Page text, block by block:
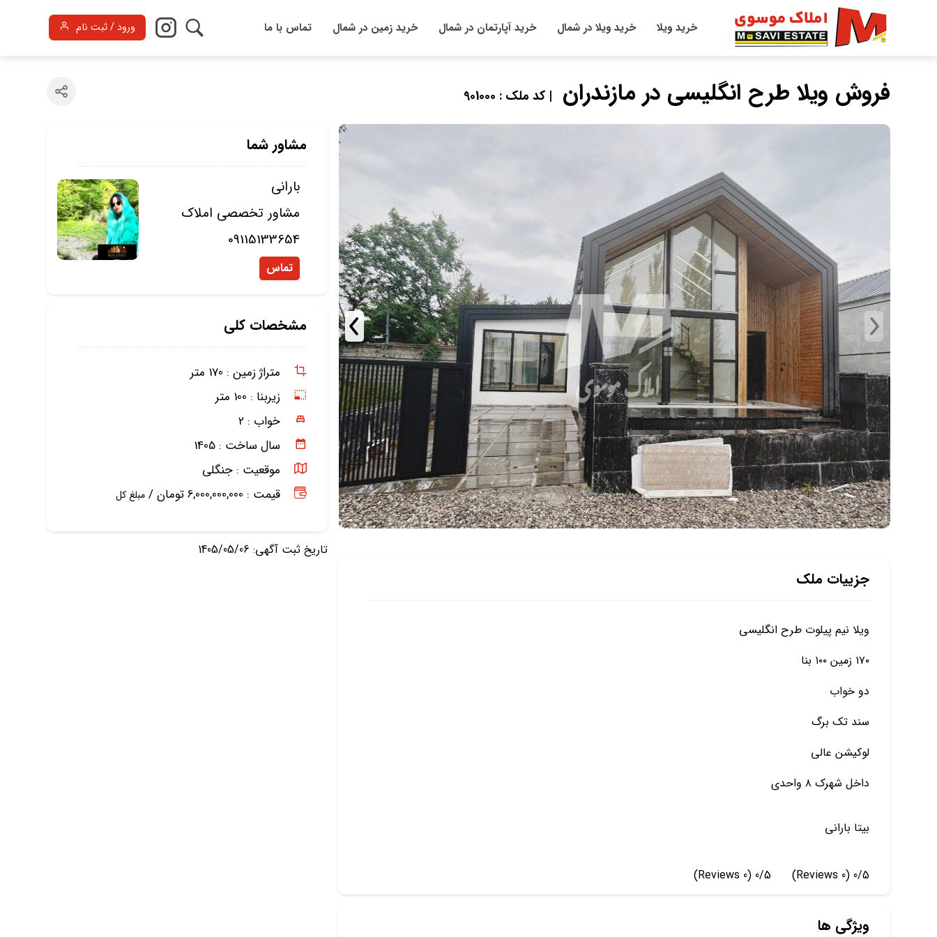
خرید ویلا خرید ویلا در شمال خرید آپارتمان در شمال خرید زمین در شمال تماس با ما ورود / ثبت نام
فروش ویلا طرح انگلیسی در مازندران | کد ملک : 901000
مشاور شما
بارانی
مشاور تخصصی املاک
09115133654
تماس
مشخصات کلی
متراژ زمین : 170 متر
زیربنا : 100 متر
خواب : 2
سال ساخت : 1405
موقعیت : جنگلی
قیمت : 6,000,000,000 تومان /
مبلغ کل
تاریخ ثبت آگهی: 1405/05/06
جزییات ملک
ویلا نیم پیلوت طرح انگلیسی
۱۷۰ زمین ۱۰۰ بنا
دو خواب
سند تک برگ
لوکیشن عالی
داخل شهرک ۸ واحدی
بیتا بارانی
0/5
(0 Reviews)
0/5
(0 Reviews)
ویژگی ها